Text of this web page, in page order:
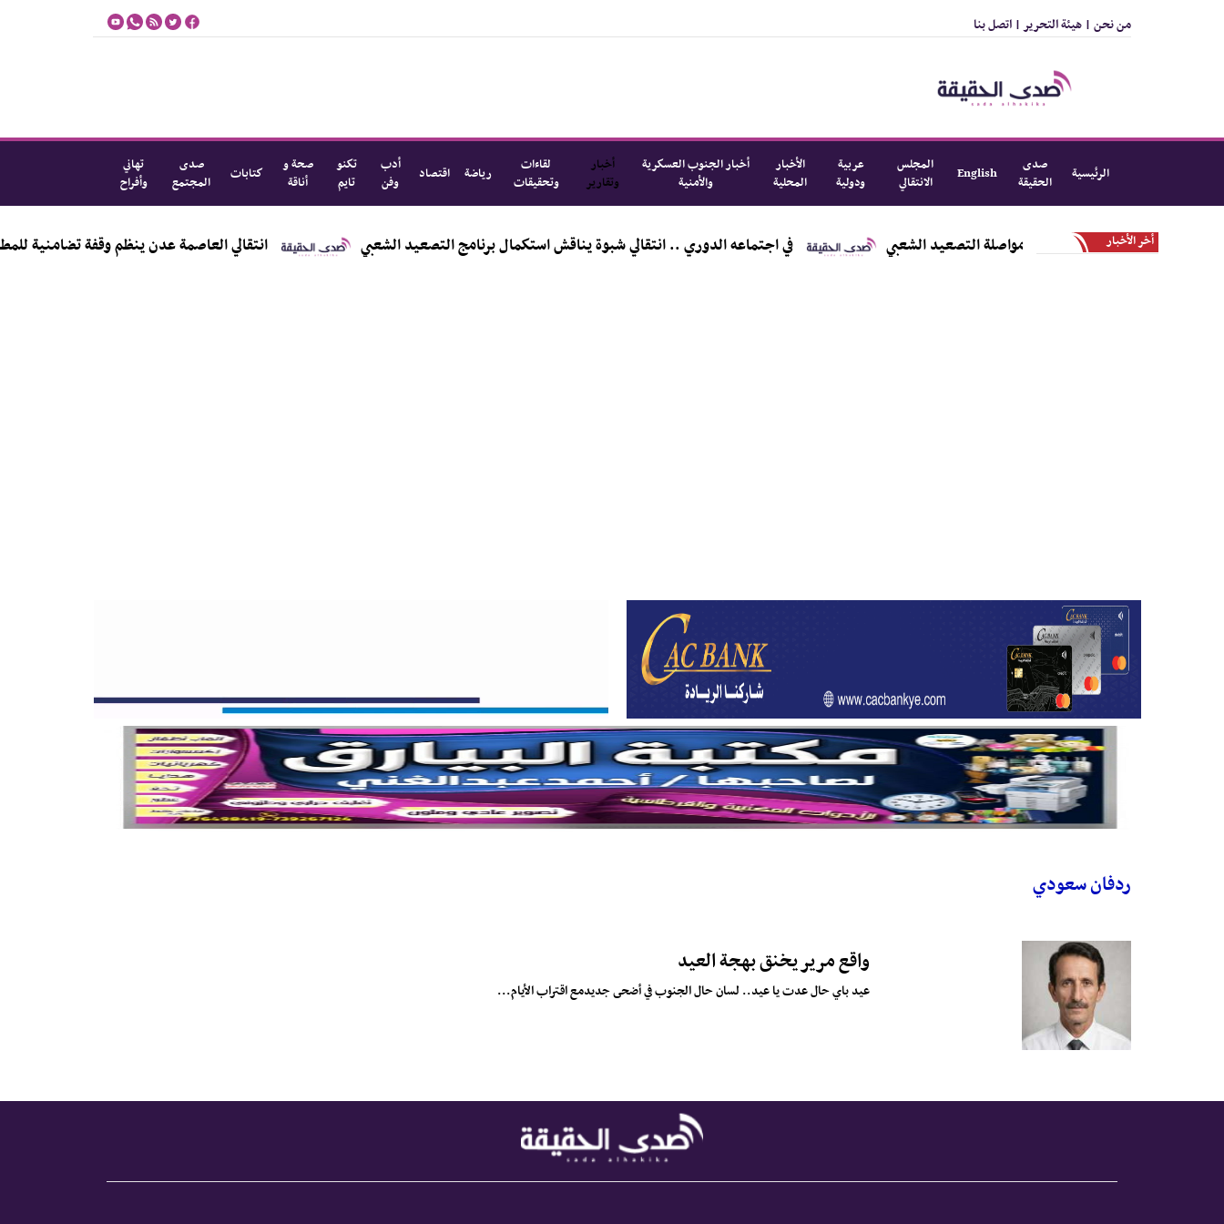
من نحن | هيئة التحرير | اتصل بنا
الرئيسية
صدى
الحقيقة
English
المجلس
الانتقالي
عربية
ودولية
الأخبار
المحلية
أخبار الجنوب العسكرية
والأمنية
أخبار
وتقارير
لقاءات
وتحقيقات
رياضة اقتصاد
أدب
وفن
تكنو
تايم
صحة و
أناقة
كتابات
صدى
المجتمع
تهاني
وأفراح
أخر الأخبار
وادي و صحراء حضرموت يؤكد مواصلة التصعيد الشعبي في اجتماعه الدوري .. انتقالي شبوة يناقش استكمال برنامج التصعيد الشعبي انتقالي العاصمة عدن ينظم وقفة تضامنية
ردفان سعودي
واقع مرير يخنق بهجة العيد
عيد باي حال عدت يا عيد.. لسان حال الجنوب في أضحى جديد​مع اقتراب الأيام...